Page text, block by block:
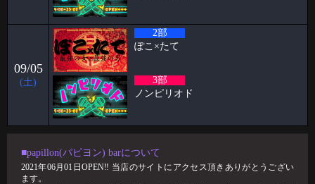
阿部ブログ めちゃくちゃハプニングだった人
こんにちは！こんばんは！おはようございます！！！ 阿部乱丸です。
今回は長年ハプバー勤務して
2026-03-02
ケイタブログ 社員旅行✈️
ハプニングバーで働いている🦋 スタッフのケイタです！！ 今回ブログ
担当が回ってきたのでよ
2026-03-02
🥳2月女子抽選🥳
🦋🉐女性様特典🉐🦋 🤩2月の抽選結果🤩 1等 14091 2等 6288 3等 12
09/05
(土)
2部
ぽこ×たて
3部
ノンピリオド
■papillon(パピヨン) barについて
2021年06月01日OPEN‼︎ 当店のサイトにアクセス頂きありがとうござい
ます。